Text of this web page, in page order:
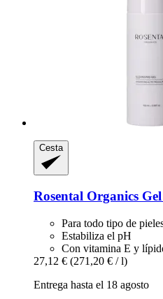
Cesta
Rosental Organics
Para todo tipo de
Estabiliza el pH
Con vitamina E y
27,12 € (271,20 € / l)
Entrega hasta el 18 agosto